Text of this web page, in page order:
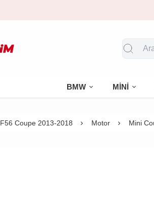
BMW MİNİ
F56 Coupe 2013-2018 Motor Mini